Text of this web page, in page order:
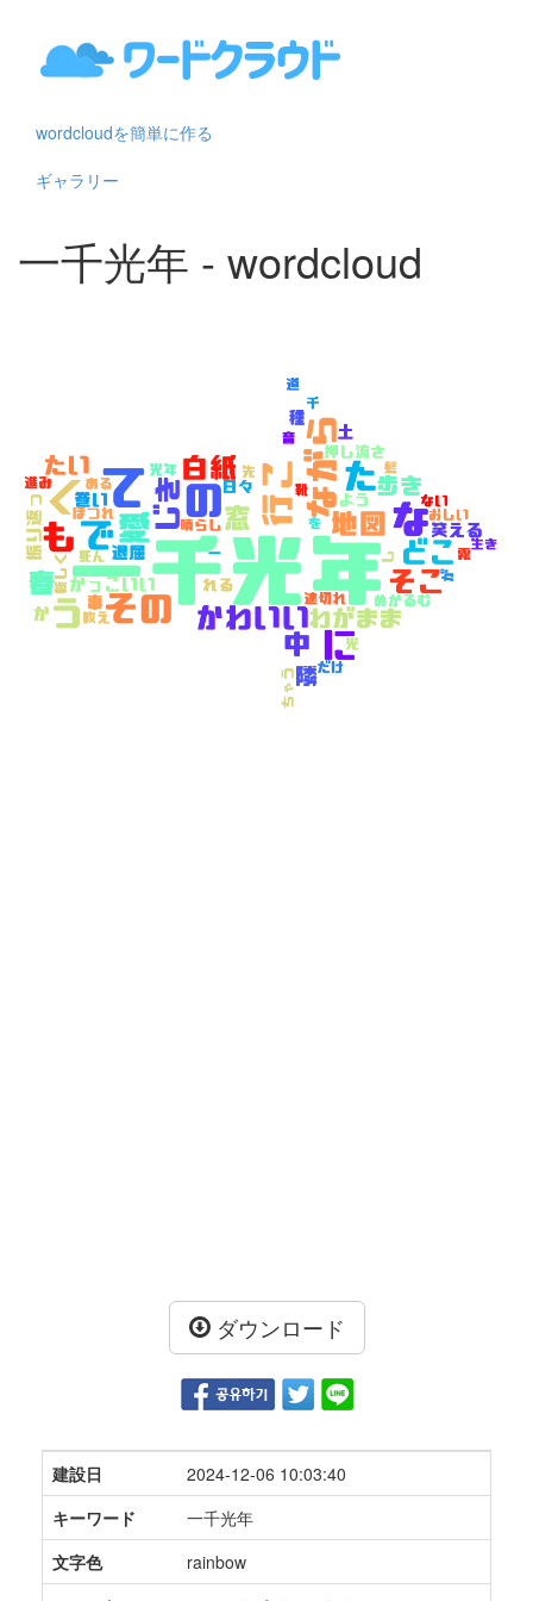
wordcloudを簡単に作る
ギャラリー
一千光年 - wordcloud
ダウンロード
建設日
2024-12-06 10:03:40
キーワード
一千光年
文字色
rainbow